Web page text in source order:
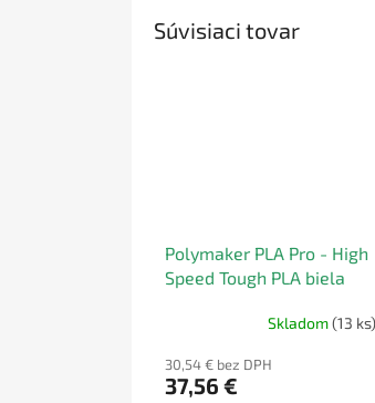
Súvisiaci tovar
Polymaker PLA Pro - High
Speed Tough PLA biela
Skladom(13 ks)
30,54 € bez DPH
37,56 €